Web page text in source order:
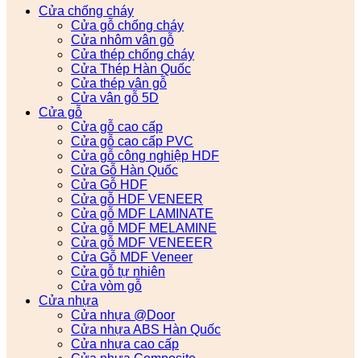
Cửa chống cháy
Cửa gỗ chống cháy
Cửa nhôm vân gỗ
Cửa thép chống cháy
Cửa Thép Hàn Quốc
Cửa thép vân gỗ
Cửa vân gỗ 5D
Cửa gỗ
Cửa gỗ cao cấp
Cửa gỗ cao cấp PVC
Cửa gỗ công nghiệp HDF
Cửa Gỗ Hàn Quốc
Cửa Gỗ HDF
Cửa gỗ HDF VENEER
Cửa gỗ MDF LAMINATE
Cửa gỗ MDF MELAMINE
Cửa gỗ MDF VENEEER
Cửa Gỗ MDF Veneer
Cửa gỗ tự nhiên
Cửa vòm gỗ
Cửa nhựa
Cửa nhựa @Door
Cửa nhựa ABS Hàn Quốc
Cửa nhựa cao cấp